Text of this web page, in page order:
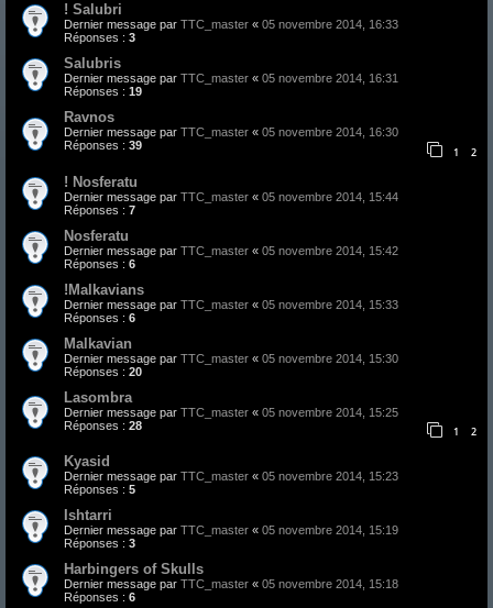
! Salubri
Dernier message par TTC_master « 05 novembre 2014, 16:33
Réponses : 3
Salubris
Dernier message par TTC_master « 05 novembre 2014, 16:31
Réponses : 19
Ravnos
Dernier message par TTC_master « 05 novembre 2014, 16:30
Réponses : 39 1 2
! Nosferatu
Dernier message par TTC_master « 05 novembre 2014, 15:44
Réponses : 7
Nosferatu
Dernier message par TTC_master « 05 novembre 2014, 15:42
Réponses : 6
!Malkavians
Dernier message par TTC_master « 05 novembre 2014, 15:33
Réponses : 6
Malkavian
Dernier message par TTC_master « 05 novembre 2014, 15:30
Réponses : 20
Lasombra
Dernier message par TTC_master « 05 novembre 2014, 15:25
Réponses : 28 1 2
Kyasid
Dernier message par TTC_master « 05 novembre 2014, 15:23
Réponses : 5
Ishtarri
Dernier message par TTC_master « 05 novembre 2014, 15:19
Réponses : 3
Harbingers of Skulls
Dernier message par TTC_master « 05 novembre 2014, 15:18
Réponses : 6